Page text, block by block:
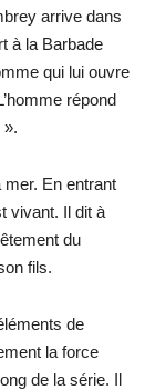
arrive dans
à la Barbade
qui lui ouvre
répond
».
mer. En entrant
vivant. Il dit à
du
fils.
de
la force
de la série. Il